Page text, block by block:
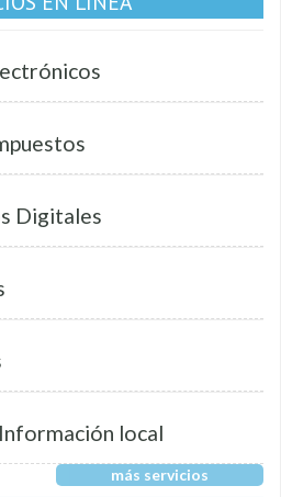
Digitales
local
más servicios